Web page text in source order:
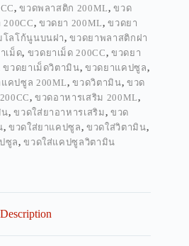
,ขวดพลาสติก 200ML,ขวด
, ขวดยา 200ML,ขวดยา
โลโก้นูนบนฝา,ขวดยาพลาสติกฝา
เม็ด, ขวดยาเม็ด 200CC, ขวดยา
ขวดยาเม็ดวิตามิน,ขวดยาแคปซูล,
คปซูล 200ML,ขวดวิตามิน, ขวด
,ขวดอาหารเสริม 200ML,
น,ขวดใส่ยาอาหารเสริม, ขวด
, ขวดใส่ยาแคปซูล,ขวดใส่วิตามิน,
ซูล,ขวดใส่แคปซูลวิตามิน
Description